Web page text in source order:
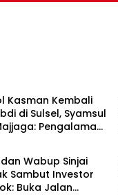
Kasman Kembali
di Sulsel, Syamsul
Pengalaman
Wabup Sinjai
Sambut Investor
Buka Jalan